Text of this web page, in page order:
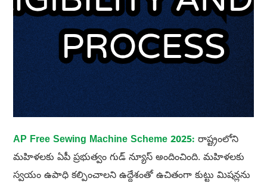
AP Free Sewing Machine Scheme 2025: రాష్ట్రంలోని
మహిళలకు ఏపీ ప్రభుత్వం గుడ్ న్యూస్ అందించింది. మహిళలకు
స్వయం ఉపాధి కల్పించాలని ఉద్దేశంతో ఉచితంగా కుట్టు మిషన్లను